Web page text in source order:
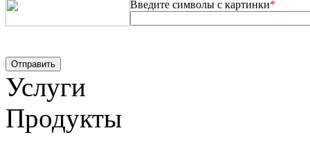
Введите символы с картинки*
Услуги
Продукты